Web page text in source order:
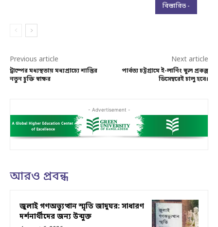
বিস্তারিত -
Previous article
ট্রাম্পের মধ্যস্থতায় মধ্যপ্রাচ্যে শান্তির
নতুন চুক্তি স্বাক্ষর
Next article
পার্বত্য চট্টগ্রামে ই-লার্নিং স্কুল প্রকল্প
ডিসেম্বরেই চালু হবে।
- Advertisement -
আরও প্রবন্ধ
জুলাই গণঅভ্যুত্থান স্মৃতি জাদুঘর: সাধারণ
দর্শনার্থীদের জন্য উন্মুক্ত